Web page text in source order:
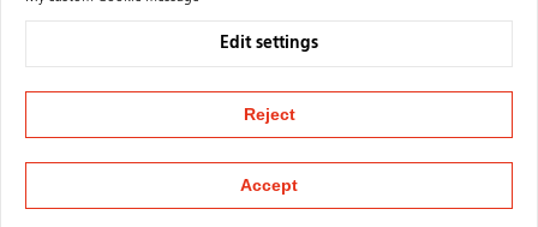
Edit settings
Reject
Accept